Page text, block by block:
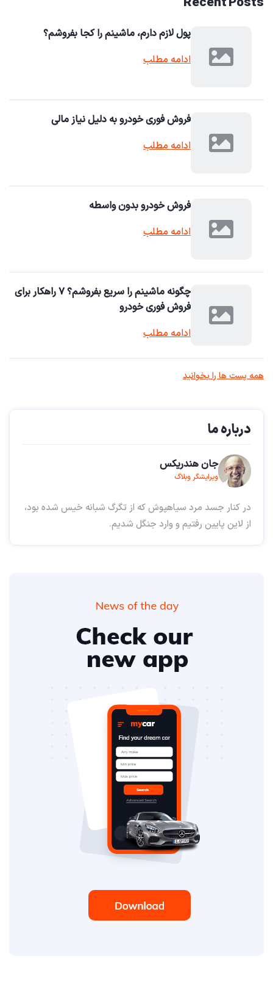
پول لازم دارم، ماشینم را کجا بفروشم؟
ادامه مطلب
فروش فوری خودرو به دلیل نیاز مالی
ادامه مطلب
فروش خودرو بدون واسطه
ادامه مطلب
چگونه ماشینم را سریع بفروشم؟ ۷ راهکار برای
فروش فوری خودرو
ادامه مطلب
همه پست ها را بخوانید
درباره ما
جان هندریکس
ویرایشگر وبلاگ
در کنار جسد مرد سیاهپوش که از تگرگ شبانه خیس شده بود،
از لاین پایین رفتیم و وارد جنگل شدیم.